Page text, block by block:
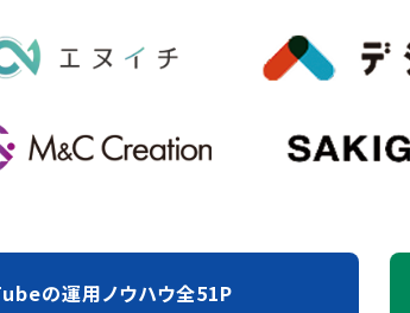
の運用ノウハウ全51P